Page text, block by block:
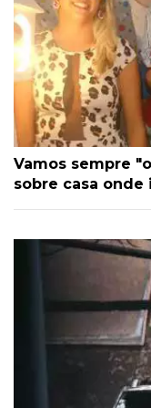
Vamos sempre
sobre casa